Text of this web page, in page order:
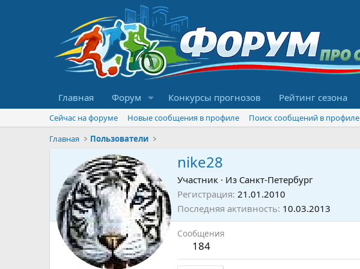
Главная Форум Конкурсы прогнозов Рейтинг сезона
Сейчас на форуме Новые сообщения в профиле
Поиск сообщений в профиле
Главная
Пользователи
nike28
Участник · Из Санкт-Петербург
Регистрация 21.01.2010
Последняя активность 10.03.2013
Сообщения
184